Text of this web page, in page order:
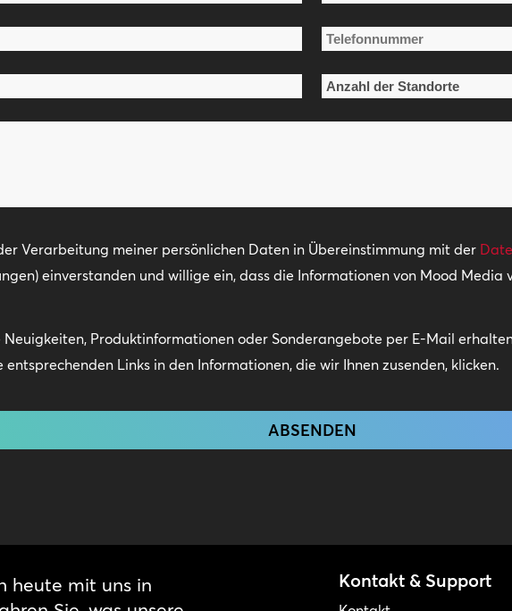
Nachname
Telefonnummer
Anzahl
Verarbeitung meiner persönlichen Daten in Übereinstimmung mit der
einverstanden und willige ein, dass die Informationen von Mood Media
Produktinformationen oder Sonderangebote per E-Mail
Links in den Informationen, die wir Ihnen zusenden, klicken.
heute mit uns in
Kontakt & Support